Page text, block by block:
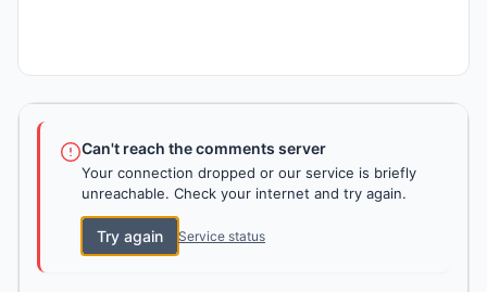
Can't reach the comments server
Your connection dropped or our service is briefly
unreachable. Check your internet and try again.
Try again Service status